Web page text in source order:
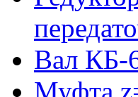
Вал КБ-
Муфта